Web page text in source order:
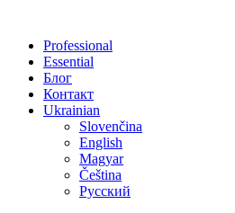
contentProfessional
Essential
Блог
Контакт
Ukrainian
Slovenčina
English
Magyar
Čeština
Русский